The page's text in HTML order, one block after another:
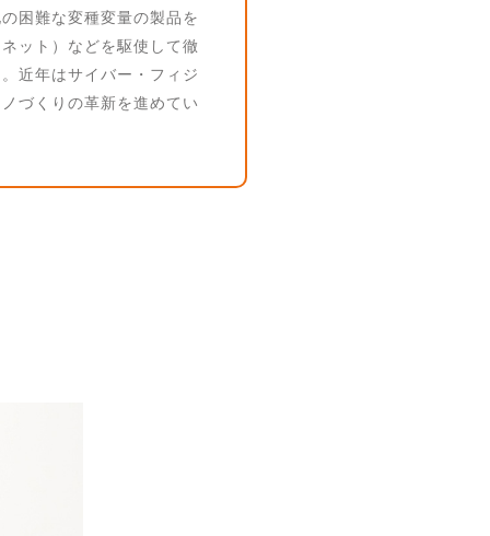
困難な変種変量の製品を
ット）などを駆使して徹
近年はサイバー・フィジ
づくりの革新を進めてい